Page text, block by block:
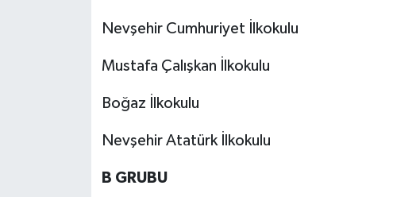
Nevşehir Cumhuriyet İlkokulu
Mustafa Çalışkan İlkokulu
Boğaz İlkokulu
Nevşehir Atatürk İlkokulu
B GRUBU